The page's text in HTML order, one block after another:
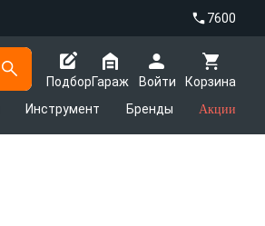
7600
Подбор
Корзина
Гараж
Войти
Инструмент Бренды Акции